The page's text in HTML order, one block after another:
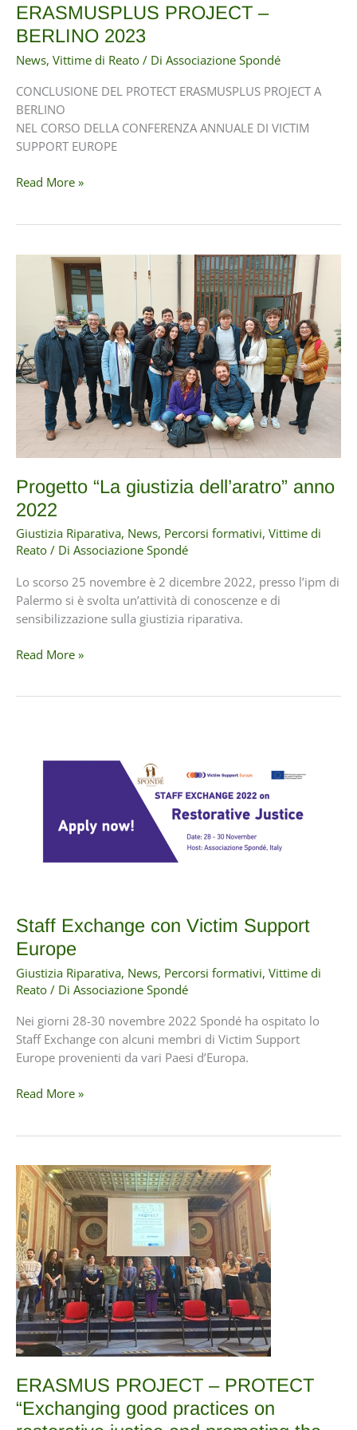
ERASMUSPLUS PROJECT –
BERLINO 2023
News, Vittime di Reato / Di Associazione Spondé
CONCLUSIONE DEL PROTECT ERASMUSPLUS PROJECT A
BERLINO
NEL CORSO DELLA CONFERENZA ANNUALE DI VICTIM
SUPPORT EUROPE
CONCLUSIONE
PROJECT
BERLINO
Read More »
Progetto “La giustizia dell’aratro” anno
2022
Giustizia Riparativa, News, Percorsi formativi, Vittime di
Reato / Di Associazione Spondé
Lo scorso 25 novembre è 2 dicembre 2022, presso l’ipm di
Palermo si è svolta un’attività di conoscenze e di
sensibilizzazione sulla giustizia riparativa.
Progetto
Read More »
Staff Exchange con Victim Support
Europe
Giustizia Riparativa, News, Percorsi formativi, Vittime di
Reato / Di Associazione Spondé
Nei giorni 28-30 novembre 2022 Spondé ha ospitato lo
Staff Exchange con alcuni membri di Victim Support
Europe provenienti da vari Paesi d’Europa.
Staff
Support
Europe
Read More »
ERASMUS PROJECT – PROTECT
“Exchanging good practices on